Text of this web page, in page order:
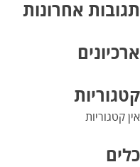
תגובות אחרונות
ארכיונים
קטגוריות
אין קטגוריות
כלים